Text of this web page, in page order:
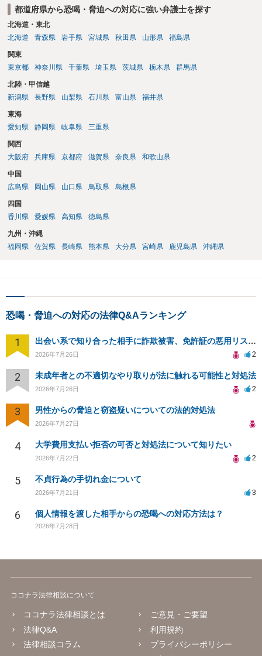
都道府県から恐喝・脅迫への対応に強い弁護士を探す
北海道・東北
北海道
青森県 岩手県 宮城県 秋田県 山形県 福島県
関東
東京都
神奈川県 千葉県 埼玉県 茨城県 栃木県 群馬県
北陸・甲信越
新潟県
長野県 山梨県 石川県 富山県 福井県
東海
愛知県
静岡県 岐阜県 三重県
関西
大阪府
兵庫県 京都府 滋賀県 奈良県 和歌山県
中国
広島県
岡山県 山口県 鳥取県 島根県
四国
香川県
愛媛県 高知県 徳島県
九州・沖縄
福岡県
佐賀県 長崎県 熊本県 大分県 宮崎県 鹿児島県 沖縄県
恐喝・脅迫への対応の法律Q&Aランキング
1 出会い系で知り合った相手に詐欺被害、免許証の悪用リスクと対策。
2026年7月26日 2
2 未成年者との不適切なやり取りが法に触れる可能性と対処法
2026年7月26日 2
3 男性からの脅迫と窃盗疑いについての法的対処法
2026年7月27日
4 大学費用支払い拒否の可否と対処法について知りたい
2026年7月22日 2
5 不貞行為の手切れ金について
2026年7月21日 3
6 個人情報を渡した相手からの恐喝への対応方法は？
2026年7月28日
ココナラ法律相談について
ココナラ法律相談とは
法律Q&A
法律相談コラム
ご意見・ご要望
利用規約
プライバシーポリシー